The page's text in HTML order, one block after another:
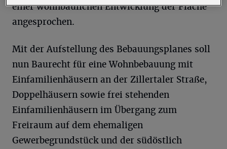
einer wohnbaulichen Entwicklung der Fläche
angesprochen.
Mit der Aufstellung des Bebauungsplanes soll
nun Baurecht für eine Wohnbebauung mit
Einfamilienhäusern an der Zillertaler Straße,
Doppelhäusern sowie frei stehenden
Einfamilienhäusern im Übergang zum
Freiraum auf dem ehemaligen
Gewerbegrundstück und der südöstlich